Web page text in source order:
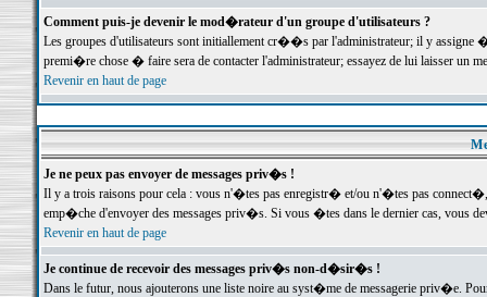
Comment puis-je devenir le mod�rateur d'un groupe d'utilisateurs ?
Les groupes d'utilisateurs sont initiallement cr��s par l'administrateur; il y
premi�re chose � faire sera de contacter l'administrateur; essayez de lui laisser un
Revenir en haut de page
Je ne peux pas envoyer de messages priv�s !
Il y a trois raisons pour cela : vous n'�tes pas enregistr� et/ou n'�tes pas
emp�che d'envoyer des messages priv�s. Si vous �tes dans le dernier cas, vous
Revenir en haut de page
Je continue de recevoir des messages priv�s non-d�sir�s !
Dans le futur, nous ajouterons une liste noire au syst�me de messagerie priv�e.